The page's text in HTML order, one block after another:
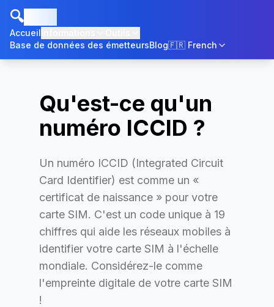
🔍
Accueil
Base de données des émetteursBlog🇫🇷 French
Qu'est-ce qu'un
numéro ICCID ?
Un numéro ICCID (Integrated Circuit
Card Identifier) est comme un «
certificat de naissance » pour votre
carte SIM. C'est un code unique à 19
chiffres qui aide les réseaux mobiles à
identifier votre carte SIM à l'échelle
mondiale. Considérez-le comme
l'empreinte digitale de votre carte SIM
!